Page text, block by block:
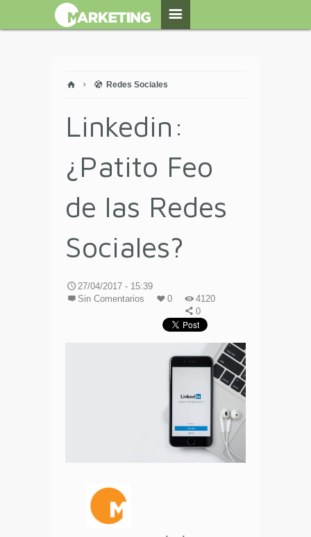
Redes Sociales
Linkedin:
¿Patito Feo
de las Redes
Sociales?
27/04/2017 - 15:39
Sin Comentarios
0
4120
0